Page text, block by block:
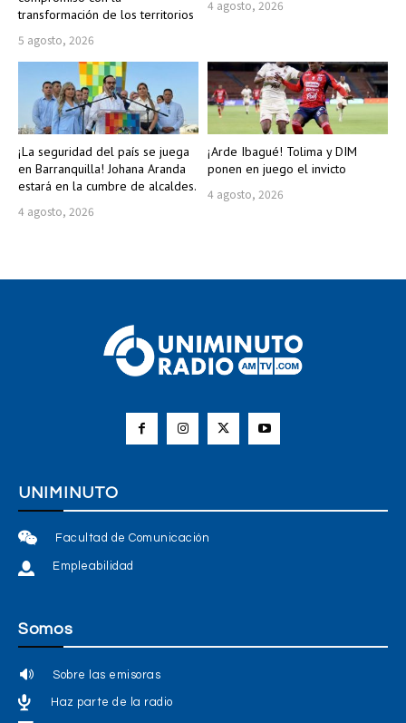
transformación de los territorios
5 agosto, 2026
4 agosto, 2026
¡La seguridad del país se juega
en Barranquilla! Johana Aranda
estará en la cumbre de alcaldes.
4 agosto, 2026
¡Arde Ibagué! Tolima y DIM
ponen en juego el invicto
4 agosto, 2026
UNIMINUTO
Facultad de Comunicación
Empleabilidad
Somos
Sobre las emisoras
Haz parte de la radio